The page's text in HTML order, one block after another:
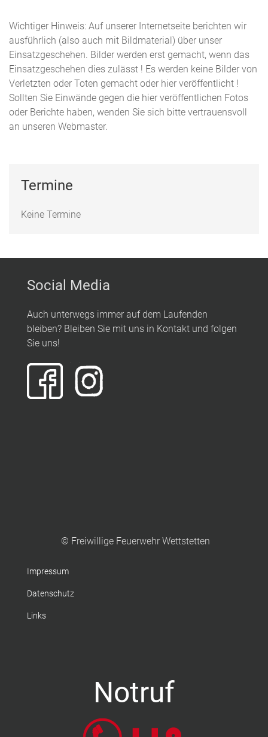
Wichtiger Hinweis: Auf unserer Internetseite berichten wir
ausführlich (also auch mit Bildmaterial) über unser
Einsatzgeschehen. Bilder werden erst gemacht, wenn das
Einsatzgeschehen dies zulässt ! Es werden keine Bilder von
Verletzten oder Toten gemacht oder hier veröffentlicht !
Sollten Sie Einwände gegen die hier veröffentlichen Fotos
oder Berichte haben, wenden Sie sich bitte vertrauensvoll
an unseren Webmaster.
Termine
Keine Termine
Social Media
Auch unterwegs immer auf dem Laufenden
bleiben? Bleiben Sie mit uns in Kontakt und folgen
Sie uns!
© Freiwillige Feuerwehr Wettstetten
Impressum
Datenschutz
Links
Notruf